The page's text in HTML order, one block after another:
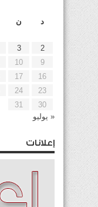
د
ن
2
3
9
10
16
17
23
24
30
31
« يوليو
إعلانات